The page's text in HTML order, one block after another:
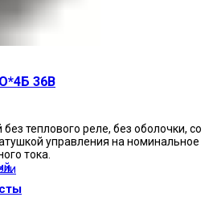
36В
теплового реле, без оболочки, со
управления на номинальное
тока.